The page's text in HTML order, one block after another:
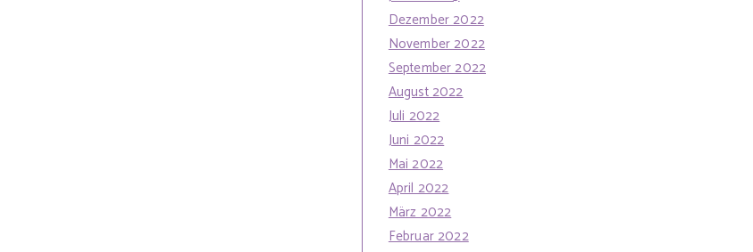
Dezember 2022
November 2022
September 2022
August 2022
Juli 2022
Juni 2022
Mai 2022
April 2022
März 2022
Februar 2022